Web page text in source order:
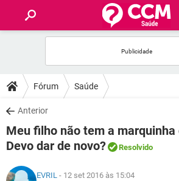
FÓRUM
SAÚDE
FAMÍLIA
NUTRIÇÃO
Fórum Saúde
Anterior
Meu filho não tem a marquinha
Devo dar de novo?
Resolvido
EVRIL - 12 set 2016 às 15:04